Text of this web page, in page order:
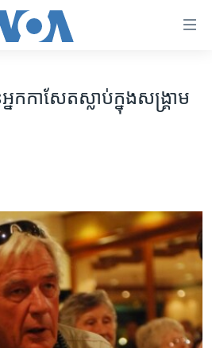
នក​កាសែត​​ស្លាប់ក្នុង​សង្គ្រាម​​